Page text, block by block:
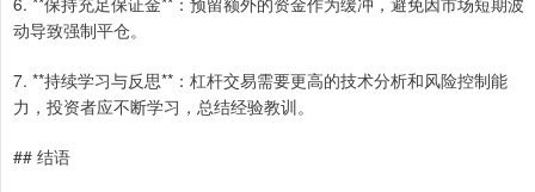
动导致强制平仓。
7. **持续学习与反思**：杠杆交易需要更高的技术分析和风险控制能
力，投资者应不断学习，总结经验教训。
## 结语